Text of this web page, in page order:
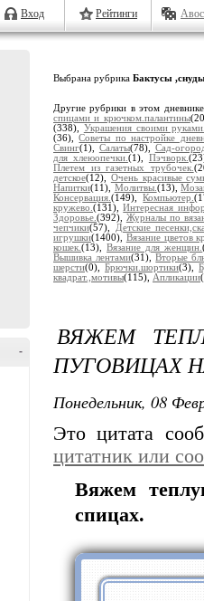
Вход Рейтинги
-
Выбрана рубрика Бактусы
Другие рубрики в этом
спицами и крючком.палантины
(338), Украшения своими
(36),Советы по настройке
Свинг(1), Салаты(78), Сад-
для хлеюопечки. (1), Пэчворк.
Плетем из газетных трубочек.
детское(12), Очень красивые
Напитки(11), Молитвы. (13),
Консервация. (149),Компьютер.
кружево. (131),Интересная
Здоровье. (392), Журналы по
чепчики(57),
Детские
игрушки(1400), Вязание цветов
кошек. (13),Вязание для женщин.
Вышивка лентами(31),Вторые
шерсти(0),Брючки.шортики(3),
квадрат.,мотивы(115), Апликации
ВЯЖЕМ
ПУГОВИЦАХ
Понедельник, 08
Это цитата
цитатник или
Вяжем
спицах.